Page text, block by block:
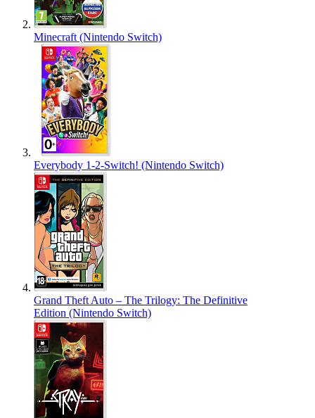
Minecraft (Nintendo Switch)
Everybody 1-2-Switch! (Nintendo Switch)
Grand Theft Auto – The Trilogy: The Definitive
Edition (Nintendo Switch)